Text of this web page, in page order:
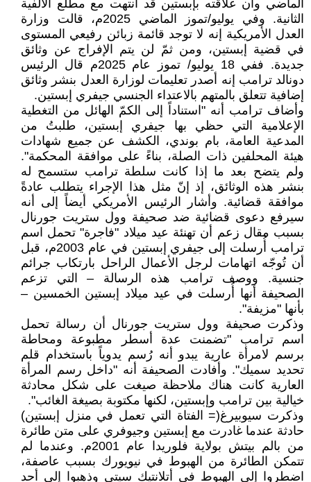
الماضي وأن علاقته بإبستين قد انتهت مع مطلع الألفية
الثانية. وفي يوليو/تموز الماضي 2025م، قالت وزارة
العدل الأمريكية إنه لا توجد قائمة زبائن رفيعي المستوى
في قضية إبستين، ومن ثمّ لن يتم الإفراج عن وثائق
جديدة. ففي 18 يوليو/ تموز عام 2025م قال الرئيس
دونالد ترامب إنه أصدر تعليمات لوزارة العدل بنشر وثائق
إضافية تتعلق بالمتهم بالاعتداء الجنسي جيفري إبستين.
وأضاف ترامب أنه "استناداً إلى الكمّ الهائل من التغطية
الإعلامية التي حظي بها جيفري إبستين، طلبتُ من
المدعية العامة، بام بوندي، الكشف عن جميع شهادات
هيئة المحلفين ذات الصلة، بناءً على موافقة المحكمة".
ولم يتضح بعد ما إذا كانت سلطة ترامب ستسمح له
بنشر هذه الوثائق، إذ إنّ مثل هذا الإجراء يتطلب عادةً
موافقة قضائية. وأشار الرئيس الأمريكي أيضاً إلى أنه
سيرفع دعوى قضائية ضد صحيفة وول ستريت جورنال
بسبب مقال زعم أن تهنئة عيد ميلاد "فاجرة" تحمل اسم
ترامب أُرسلت إلى جيفري إبستين في عام 2003م، قبل
أن تُوجّه اتهامات لرجل الأعمال الراحل بارتكاب جرائم
جنسية. ووصف ترامب هذه الرسالة – التي تزعم
الصحيفة أنها أُرسلت في عيد ميلاد إبستين الخمسين –
بأنها "مزيفة".
وذكرت صحيفة وول ستريت جورنال أن رسالة تحمل
اسم ترامب "تضمنت عدة أسطر مطبوعة ومحاطة
برسم لامرأة عارية يبدو أنه رُسم يدوياً باستخدام قلم
تحديد سميك". وأفادت الصحيفة أنه "داخل رسم المرأة
العارية كانت هناك ملاحظة صيغت على شكل محادثة
خيالية بين ترامب وإبستين، لكنها مكتوبة بصيغة الغائب".
وذكرت سيوبيرغ(= الفتاة التي تعمل في منزل إبستين)
حادثة عندما غادرت مع إبستين وجيوفري على متن طائرة
من بالم بيتش بولاية فلوريدا عام 2001م. وعندما لم
تتمكن الطائرة من الهبوط في نيويورك بسبب عاصفة،
اضطروا إلى الهبوط في أتلانتيك سيتي وذهبوا إلى أحد